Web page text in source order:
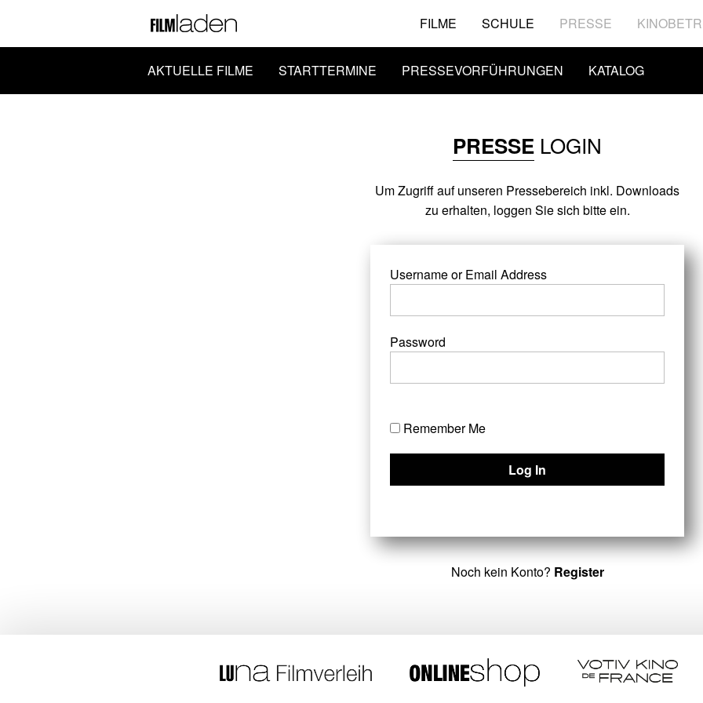
FILME SCHULE PRESSE
AKTUELLE FILME STARTTERMINE PRESSEVORFÜHRUNGEN KATALOG
PRESSE LOGIN
Um Zugriff auf unseren Pressebereich inkl. Downloads
zu erhalten, loggen Sie sich bitte ein.
Username or Email Address
Password
Remember Me
Noch kein Konto? Register